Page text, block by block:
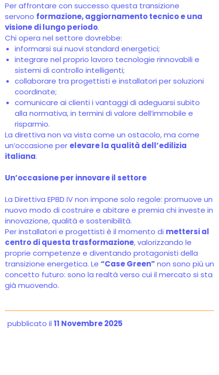
Per affrontare con successo questa transizione
servono formazione, aggiornamento tecnico e una
visione di lungo periodo.
Chi opera nel settore dovrebbe:
informarsi sui nuovi standard energetici;
integrare nel proprio lavoro tecnologie rinnovabili e
sistemi di controllo intelligenti;
collaborare tra progettisti e installatori per soluzioni
coordinate;
comunicare ai clienti i vantaggi di adeguarsi subito
alla normativa, in termini di valore dell’immobile e
risparmio.
La direttiva non va vista come un ostacolo, ma come
un’occasione per elevare la qualità dell’edilizia
italiana.
Un’occasione per innovare il settore
La Direttiva EPBD IV non impone solo regole: promuove un
nuovo modo di costruire e abitare e premia chi investe in
innovazione, qualità e sostenibilità.
Per installatori e progettisti è il momento di mettersi al
centro di questa trasformazione, valorizzando le
proprie competenze e diventando protagonisti della
transizione energetica. Le “Case Green”non sono più un
concetto futuro: sono la realtà verso cui il mercato si sta
già muovendo.
pubblicato il 11 Novembre 2025